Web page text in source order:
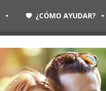
¿CÓMO AYUDAR?